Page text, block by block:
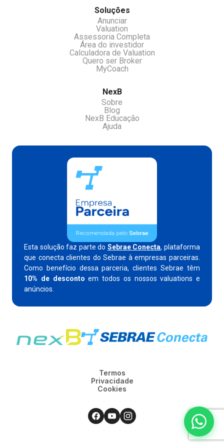
Soluções
Anunciar
Valuation
Assessoria Completa
Área do investidor
Calculadora de Valuation
Quero ser Broker
MyCoach
NexB
Sobre
Blog
NexB Educação
Ajuda
Esta solução faz parte do Sebrae Conecta, plataforma
que conecta clientes do Sebrae à empresas parceiras.
Como benefício dessa parceria, clientes Sebrae têm
10% de desconto em todos os nossos valuations e
anúncios.
Termos
Privacidade
Cookies